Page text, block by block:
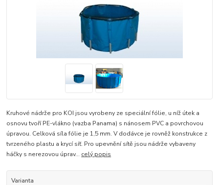
Kruhové nádrže pro KOI jsou vyrobeny ze speciální fólie, u níž útek a
osnovu tvoří PE-vlákno (vazba Panama) s nánosem PVC a povrchovou
úpravou. Celková síla fólie je 1,5 mm. V dodávce je rovněž konstrukce z
tvrzeného plastu a krycí síť. Pro upevnění sítě jsou nádrže vybaveny
háčky s nerezovou úprav... celý popis
Varianta